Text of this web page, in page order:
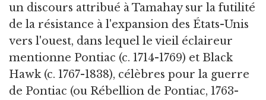
un discours attribué à Tamahay sur la futilité
de la résistance à l'expansion des États-Unis
vers l'ouest, dans lequel le vieil éclaireur
mentionne Pontiac (c. 1714-1769) et Black
Hawk (c. 1767-1838), célèbres pour la guerre
de Pontiac (ou Rébellion de Pontiac, 1763-